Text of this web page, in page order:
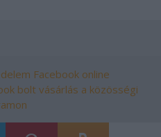
Facebook online
bolt vásárlás a közösségi